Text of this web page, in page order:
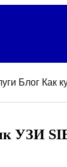
Блог Как
УЗИ